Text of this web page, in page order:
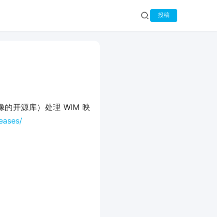
投稿
的开源库）处理 WIM 映